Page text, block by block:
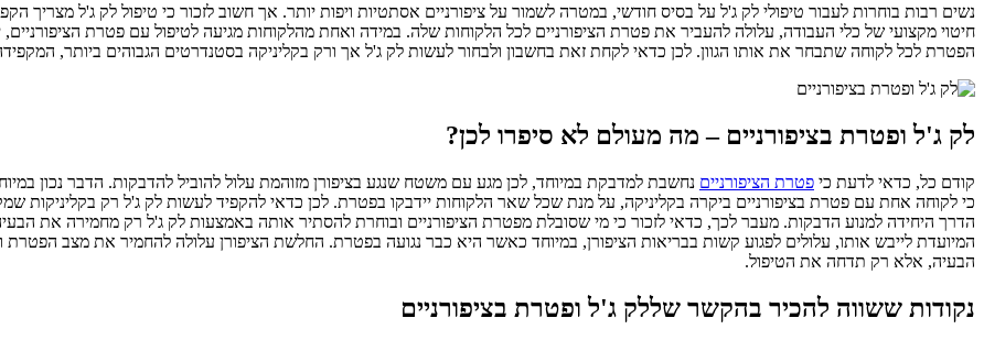
נשים רבות בוחרות לעבור טיפולי לק ג'ל על בסיס חודשי, במטרה לשמור על ציפורניים אסתטיות ויפות יותר. אך חשוב לזכור כי טיפול לק ג'ל מצריך
חיטוי מקצועי של כלי העבודה, עלולה להעביר את פטרת הציפורניים לכל הלקוחות שלה. במידה ואחת מהלקוחות מגיעה לטיפול עם פטרת הציפורניים,
הפטרת לכל לקוחה שתבחר את אותו הגוון. לכן כדאי לקחת זאת בחשבון ולבחור לעשות לק ג'ל אך ורק בקליניקה בסטנדרטים הגבוהים ביותר,
לק ג'ל ופטרת בציפורניים – מה מעולם לא סיפרו לכן?
קודם כל, כדאי לדעת כי פטרת הציפורניים נחשבת למדבקת במיוחד, לכן מגע עם משטח שנגע בציפורן מזוהמת עלול להוביל להדבקות. הדבר נכון
כי לקוחה אחת עם פטרת בציפורניים ביקרה בקליניקה, על מנת שכל שאר הלקוחות יידבקו בפטרת. לכן כדאי להקפיד לעשות לק ג'ל רק בקליניקות
הדרך היחידה למנוע הדבקות. מעבר לכך, כדאי לזכור כי מי שסובלת מפטרת הציפורניים ובוחרת להסתיר אותה באמצעות לק ג'ל רק מחמירה את
המיועדת לייבש אותו, עלולים לפגוע קשות בבריאות הציפורן, במיוחד כאשר היא כבר נגועה בפטרת. החלשת הציפורן עלולה להחמיר את מצב
הבעיה, אלא רק תדחה את הטיפול.
נקודות ששווה להכיר בהקשר שללק ג'ל ופטרת בציפורניים